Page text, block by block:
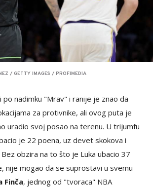
/ GETTY IMAGES / PROFIMEDIA
po nadimku "Mrav" i ranije je znao da
za protivnike, ali ovog puta je
uradio svoj posao na terenu. U trijumfu
je 22 poena, uz devet skokova i
obzira na to što je Luka ubacio 37
nije mogao da se suprostavi u svemu
Finča, jednog od "tvoraca" NBA